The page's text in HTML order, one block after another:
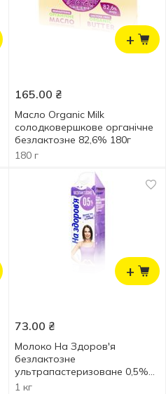
+
165.00 ₴
Масло Organic Milk
солодковершкове органічне
безлактозне 82,6% 180г
180 г
+
73.00 ₴
Молоко На Здоров'я
безлактозне
ультрапастеризоване 0,5%
950г
1 кг